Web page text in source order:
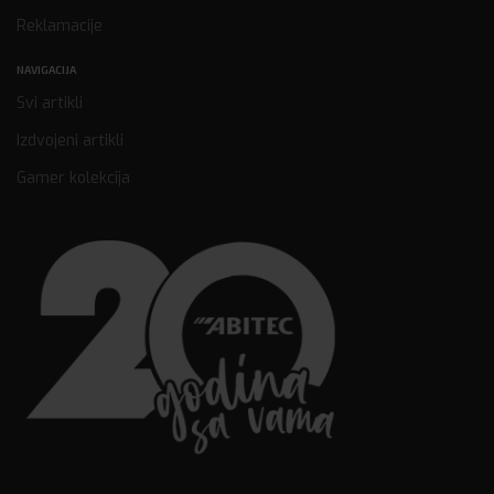
Reklamacije
NAVIGACIJA
Svi artikli
Izdvojeni artikli
Gamer kolekcija